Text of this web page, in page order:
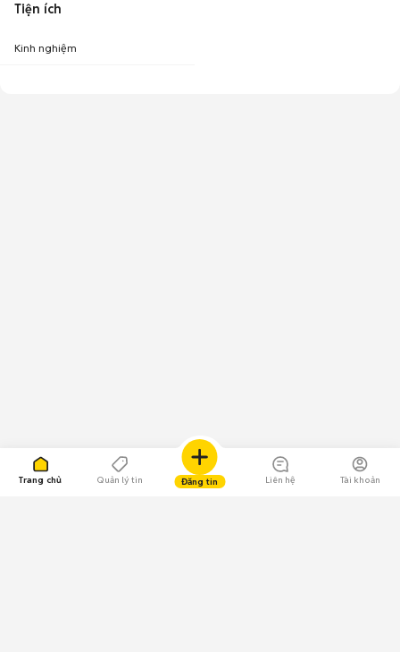
Trang chủ Quản lý tin Đăng tin Liên hệ Tài khoản
Tiện ích
Kinh nghiệm